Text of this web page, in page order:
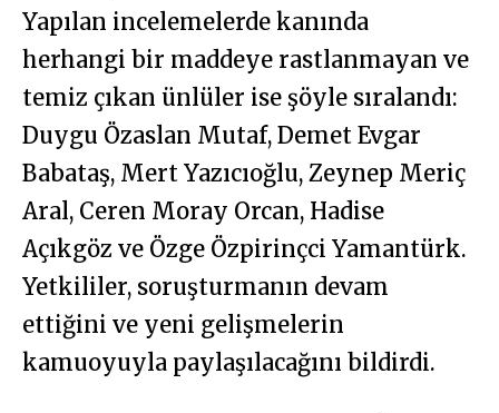
Yapılan incelemelerde kanında
herhangi bir maddeye rastlanmayan ve
temiz çıkan ünlüler ise şöyle sıralandı:
Duygu Özaslan Mutaf, Demet Evgar
Babataş, Mert Yazıcıoğlu, Zeynep Meriç
Aral, Ceren Moray Orcan, Hadise
Açıkgöz ve Özge Özpirinçci Yamantürk.
Yetkililer, soruşturmanın devam
ettiğini ve yeni gelişmelerin
kamuoyuyla paylaşılacağını bildirdi.